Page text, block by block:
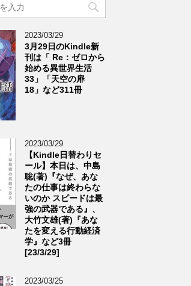
2023/03/29
3月29日のKindle新
刊は「 Re：ゼロから
始める異世界生活
33」「天空の扉
18」など311冊
2023/03/29
【Kindle日替わりセ
ール】本日は、中島
聡(著)『なぜ、あな
たの仕事は終わらな
いのか スピードは最
強の武器である』、
大竹文雄(著)『あな
たを変える行動経済
学』など3冊
[23/3/29]
2023/03/25